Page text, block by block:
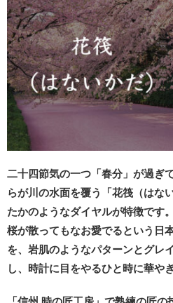
二十四節気の一つ「春分」が過ぎ
らが川の水面を覆う「花筏（はな
たかのようなダイヤルが特徴です。
桜が散ってもなお愛でるという日
を、岩肌のようなパターンとグレ
し、時計に目をやるひと時に華や